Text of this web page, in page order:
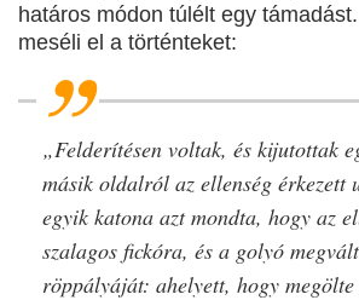
határos módon túlélt egy
meséli el a történteket:
„Felderítésen voltak, és kijutottak
másik oldalról az ellenség érkezett
egyik katona azt mondta, hogy az
szalagos fickóra, és a golyó
röppályáját: ahelyett, hogy